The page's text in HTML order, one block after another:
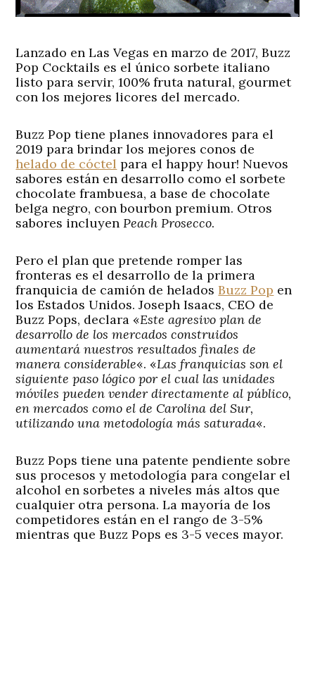
Lanzado en Las Vegas en marzo de 2017, Buzz
Pop Cocktails es el único sorbete italiano
listo para servir, 100% fruta natural, gourmet
con los mejores licores del mercado.
Buzz Pop tiene planes innovadores para el
2019 para brindar los mejores conos de
helado de cóctel para el happy hour! Nuevos
sabores están en desarrollo como el sorbete
chocolate frambuesa, a base de chocolate
belga negro, con bourbon premium. Otros
sabores incluyenPeach Prosecco.
Pero el plan que pretende romper las
fronteras es el desarrollo de la primera
franquicia de camión de heladosBuzz Pop en
los Estados Unidos. Joseph Isaacs, CEO de
Buzz Pops, declara «Este agresivo plan de
desarrollo de los mercados construidos
aumentará nuestros resultados finales de
manera considerable«. «Las franquicias son el
siguiente paso lógico por el cual las unidades
móviles pueden vender directamente al público,
en mercados como el de Carolina del Sur,
utilizando una metodología más saturada«.
Buzz Pops tiene una patente pendiente sobre
sus procesos y metodología para congelar el
alcohol en sorbetes a niveles más altos que
cualquier otra persona. La mayoría de los
competidores están en el rango de 3-5%
mientras que Buzz Pops es 3-5 veces mayor.